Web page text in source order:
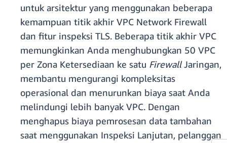
untuk arsitektur yang menggunakan beberapa
kemampuan titik akhir VPC Network Firewall
dan fitur inspeksi TLS. Beberapa titik akhir VPC
memungkinkan Anda menghubungkan 50 VPC
per Zona Ketersediaan ke satu FirewallJaringan,
membantu mengurangi kompleksitas
operasional dan menurunkan biaya saat Anda
melindungi lebih banyak VPC. Dengan
menghapus biaya pemrosesan data tambahan
saat menggunakan Inspeksi Lanjutan, pelanggan